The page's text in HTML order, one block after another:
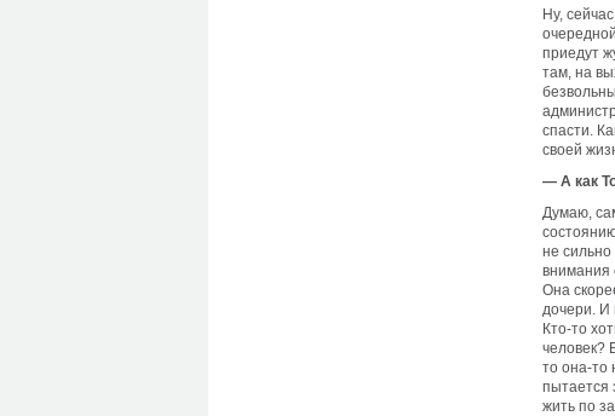
Ну,
приедут
там, на
спасти.
своей
— А как
Думаю,
не сильно
внимания
Она
дочери. И
Кто-то
человек?
то она-то
пытается
жить по